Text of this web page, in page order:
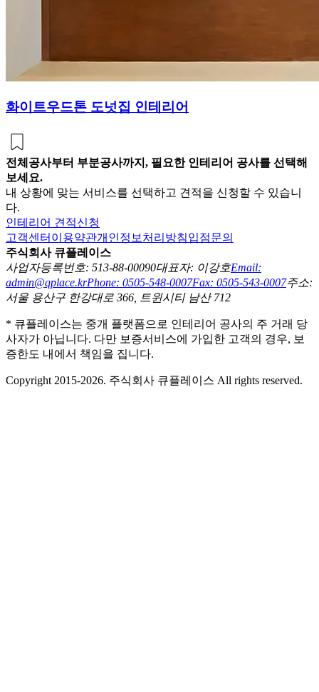
화이트우드톤 도넛집 인테리어
전체공사부터 부분공사까지, 필요한 인테리어 공사를 선택해
보세요.
내 상황에 맞는 서비스를 선택하고 견적을 신청할 수 있습니
다.
인테리어 견적신청
고객센터 이용약관개인정보처리방침입점문의
주식회사 큐플레이스
사업자등록번호: 513-88-00090대표자: 이강호Email:
admin@qplace.krPhone: 0505-548-0007Fax: 0505-543-0007주소:
서울 용산구 한강대로 366, 트윈시티 남산 712
* 큐플레이스는 중개 플랫폼으로 인테리어 공사의 주 거래 당
사자가 아닙니다. 다만 보증서비스에 가입한 고객의 경우, 보
증한도 내에서 책임을 집니다.
Copyright 2015-2026. 주식회사 큐플레이스 All rights reserved.